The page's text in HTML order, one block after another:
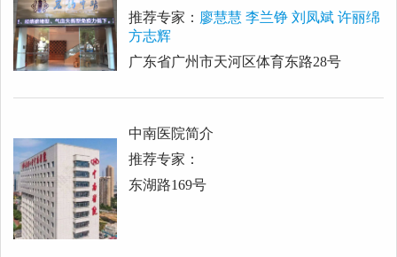
推荐专家： 廖慧慧 李兰铮 刘凤斌 许丽绵
方志辉
广东省广州市天河区体育东路28号
中南医院简介
推荐专家：
东湖路169号